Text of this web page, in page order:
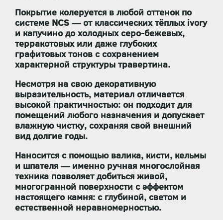
Покрытие колеруется в любой оттенок по
системе NCS — от классических тёплых ivory
и капучино до холодных серо-бежевых,
терракотовых или даже глубоких
графитовых тонов с сохранением
характерной структуры травертина.
Несмотря на свою декоративную
выразительность, материал отличается
высокой практичностью: он подходит для
помещений любого назначения и допускает
влажную чистку, сохраняя свой внешний
вид долгие годы.
Наносится с помощью валика, кисти, кельмы
и шпателя — именно ручная многослойная
техника позволяет добиться живой,
многогранной поверхности с эффектом
настоящего камня: с глубиной, светом и
естественной неравномерностью.